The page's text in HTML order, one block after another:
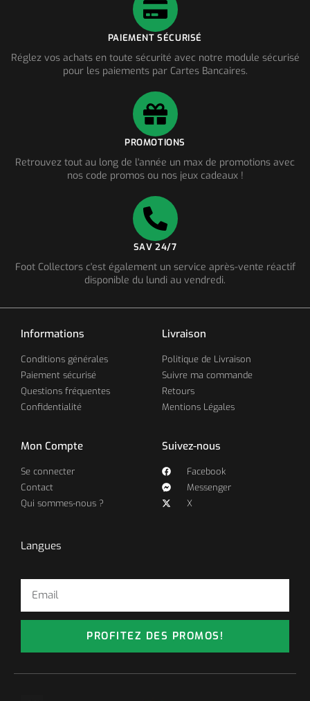
PAIEMENT SÉCURISÉ
Réglez vos achats en toute sécurité avec notre module sécurisé
pour les paiements par Cartes Bancaires.
PROMOTIONS
Retrouvez tout au long de l'année un max de promotions avec
nos code promos ou nos jeux cadeaux !
SAV 24/7
Foot Collectors c'est également un service après-vente réactif
disponible du lundi au vendredi.
Informations
Conditions générales
Paiement sécurisé
Questions fréquentes
Confidentialité
Livraison
Politique de Livraison
Suivre ma commande
Retours
Mentions Légales
Mon Compte
Se connecter
Contact
Qui sommes-nous ?
Suivez-nous
Facebook
Messenger
X
Langues
PROFITEZ DES PROMOS!